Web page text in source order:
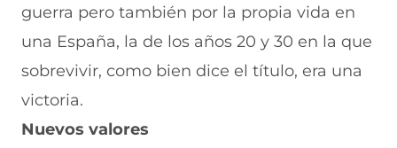
guerra pero también por la propia vida en
una España, la de los años 20 y 30 en la que
sobrevivir, como bien dice el título, era una
victoria.
Nuevos valores